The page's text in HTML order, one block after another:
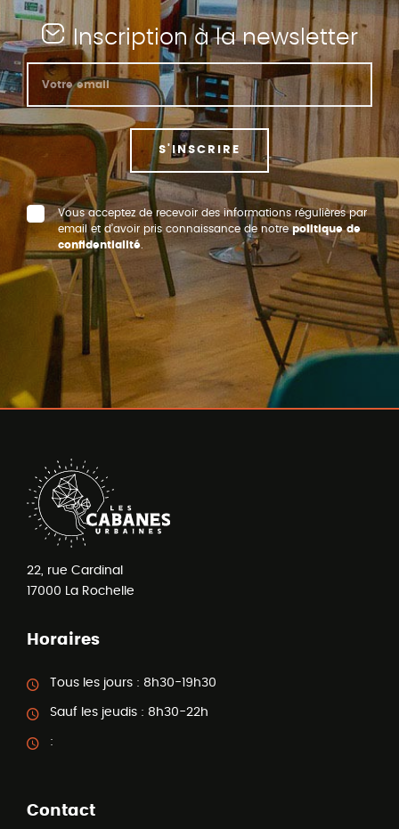
Inscription à la newsletter
S'INSCRIRE
Vous acceptez de recevoir des informations régulières par
email et d’avoir pris connaissance de notrepolitique de
confidentialité
22, rue Cardinal
17000 La Rochelle
Horaires
Tous les jours : 8h30-19h30
Sauf les jeudis : 8h30-22h
:
Contact